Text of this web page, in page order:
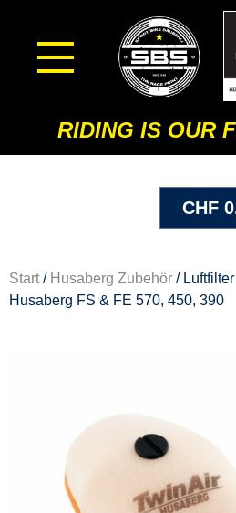
RIDING IS OUR
CHF
Start / Husaberg Zubehör / Luftfilter
Husaberg FS & FE 570, 450, 390